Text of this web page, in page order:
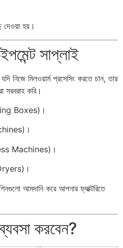
দেওয়া হয়।
সাপ্লাই
নিজে মিলওয়ার্ম প্রসেসিং করতে চান, তার
সরবরাহ করি।
Boxes)।
Machines)।
আমদানি করে আপনার ফ্যাক্টরিতে
করবেন?